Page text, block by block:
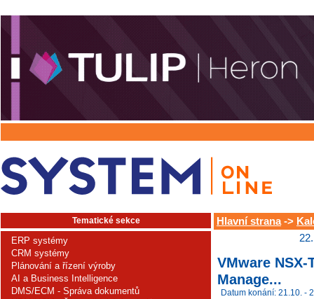
Tematické sekce
ERP systémy
CRM systémy
Plánování a řízení výroby
AI a Business Intelligence
DMS/ECM - Správa dokumentů
Hlavní strana->
VMware
Manage...
Datum konání: 21.10. -